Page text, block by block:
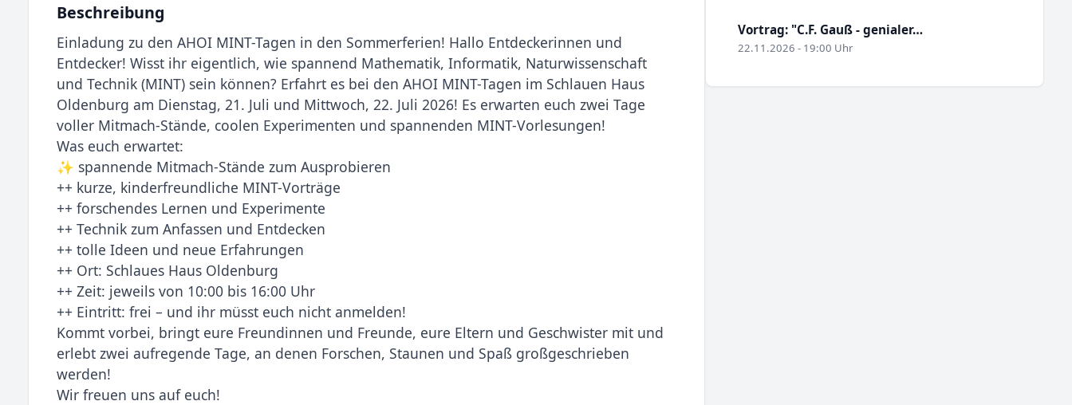
Beschreibung
Einladung zu den AHOI MINT-Tagen in den Sommerferien! Hallo Entdeckerinnen und
Entdecker! Wisst ihr eigentlich, wie spannend Mathematik, Informatik, Naturwissenschaft
und Technik (MINT) sein können? Erfahrt es bei den AHOI MINT-Tagen im Schlauen Haus
Oldenburg am Dienstag, 21. Juli und Mittwoch, 22. Juli 2026! Es erwarten euch zwei Tage
voller Mitmach-Stände, coolen Experimenten und spannenden MINT-Vorlesungen!
Was euch erwartet:
✨ spannende Mitmach-Stände zum Ausprobieren
++ kurze, kinderfreundliche MINT-Vorträge
++ forschendes Lernen und Experimente
++ Technik zum Anfassen und Entdecken
++ tolle Ideen und neue Erfahrungen
++ Ort: Schlaues Haus Oldenburg
++ Zeit: jeweils von 10:00 bis 16:00 Uhr
++ Eintritt: frei – und ihr müsst euch nicht anmelden!
Kommt vorbei, bringt eure Freundinnen und Freunde, eure Eltern und Geschwister mit und
erlebt zwei aufregende Tage, an denen Forschen, Staunen und Spaß großgeschrieben
werden!
Wir freuen uns auf euch!
Vortrag: "C.F. Gauß - genialer…
22.11.2026 - 19:00 Uhr